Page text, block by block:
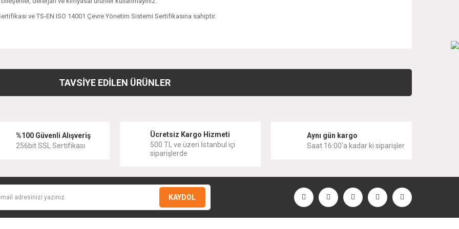
ve TS-EN ISO 14001 Çevre Yönetim Sistemi Sertifikasına sahiptir.
Yorum Yaz
TAVSİYE EDİLEN ÜRÜNLER
KALE
Kale D300 Sabunluk Kale D300 Etajer
%100 Güvenli Alışveriş
256bit SSL Sertifikası
Ücretsiz Kargo Hizmeti
500 TL ve üzeri İstanbul içi
siparişlerde
Aynı gün kargo
Saat 16:00'a kadar ki siparişler
KAYDOL